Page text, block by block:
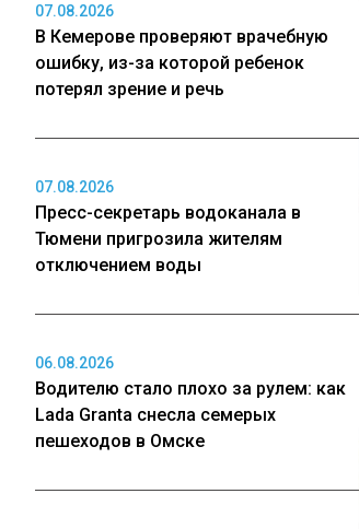
07.08.2026
В Кемерове проверяют врачебную
ошибку, из-за которой ребенок
потерял зрение и речь
07.08.2026
Пресс-секретарь водоканала в
Тюмени пригрозила жителям
отключением воды
06.08.2026
Водителю стало плохо за рулем: как
Lada Granta снесла семерых
пешеходов в Омске